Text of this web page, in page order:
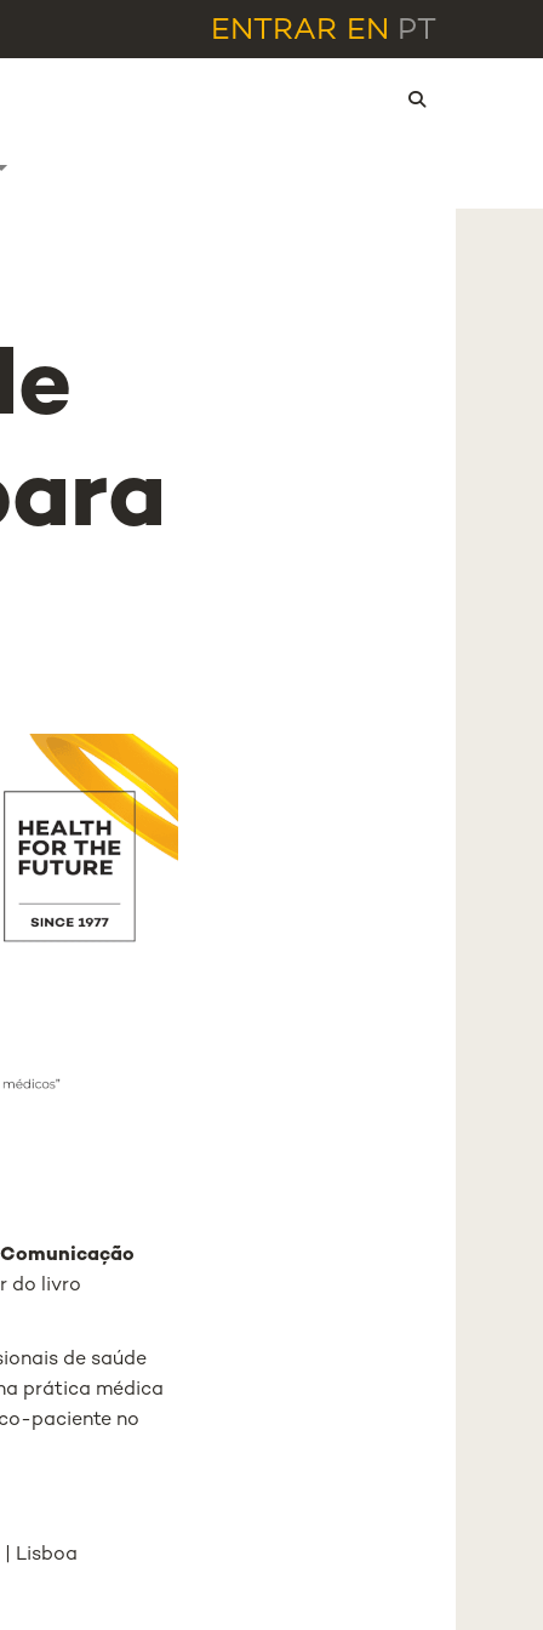
ENTRAR EN PT
do livro
de saúde
prática médica
paciente no
Lisboa